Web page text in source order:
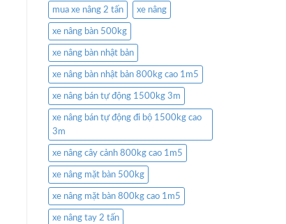
mua xe nâng 2 tấn xe nâng
xe nâng bàn 500kg
xe nâng bàn nhật bản
xe nâng bàn nhật bản 800kg cao 1m5
xe nâng bán tự động 1500kg 3m
xe nâng bán tự động đi bộ 1500kg cao
3m
xe nâng cây cảnh 800kg cao 1m5
xe nâng mặt bàn 500kg
xe nâng mặt bàn 800kg cao 1m5
xe nâng tay 2 tấn